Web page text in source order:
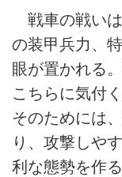
戦車の戦い
の装甲兵力、
眼が置かれる
こちらに気付
そのためには
り、攻撃しや
利な態勢を作